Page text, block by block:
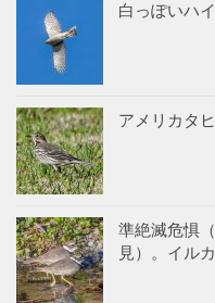
白っぽいハ
アメリカタ
準絶滅危惧
見）。イル